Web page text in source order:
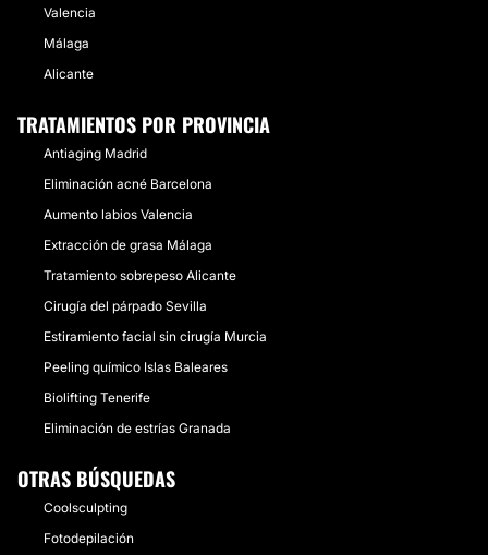
Valencia
Málaga
Alicante
TRATAMIENTOS POR PROVINCIA
Antiaging Madrid
Eliminación acné Barcelona
Aumento labios Valencia
Extracción de grasa Málaga
Tratamiento sobrepeso Alicante
Cirugía del párpado Sevilla
Estiramiento facial sin cirugía Murcia
Peeling químico Islas Baleares
Biolifting Tenerife
Eliminación de estrías Granada
OTRAS BÚSQUEDAS
Coolsculpting
Fotodepilación